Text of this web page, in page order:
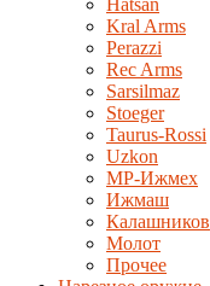
Hatsan
Kral Arms
Perazzi
Rec Arms
Sarsilmaz
Stoeger
Taurus-Rossi
Uzkon
MP-Ижмех
Ижмаш
Калашников
Молот
Прочее